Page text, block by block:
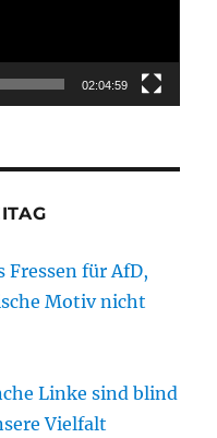
02:04:59
Fressen für AfD,
Motiv nicht
Linke sind blind
Vielfalt